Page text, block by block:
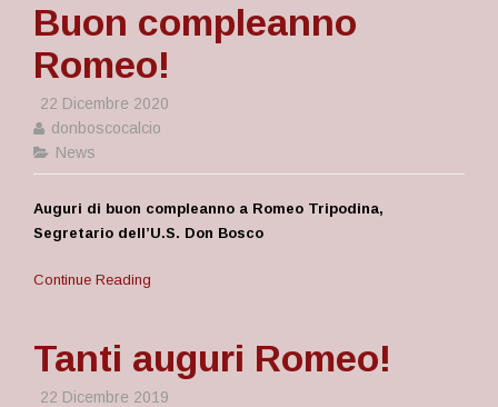
Buon compleanno
Romeo!
22 Dicembre 2020
donboscocalcio
News
Auguri di buon compleanno a Romeo Tripodina,
Segretario dell’U.S. Don Bosco
Continue Reading
Tanti auguri Romeo!
22 Dicembre 2019